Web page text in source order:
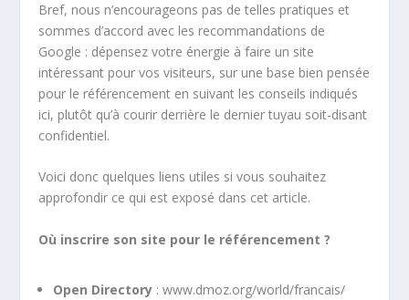
Bref, nous n’encourageons pas de telles pratiques et
sommes d’accord avec les recommandations de
Google : dépensez votre énergie à faire un site
intéressant pour vos visiteurs, sur une base bien pensée
pour le référencement en suivant les conseils indiqués
ici, plutôt qu’à courir derrière le dernier tuyau soit-disant
confidentiel.
Voici donc quelques liens utiles si vous souhaitez
approfondir ce qui est exposé dans cet article.
Où inscrire son site pour le référencement ?
Open Directory : www.dmoz.org/world/francais/